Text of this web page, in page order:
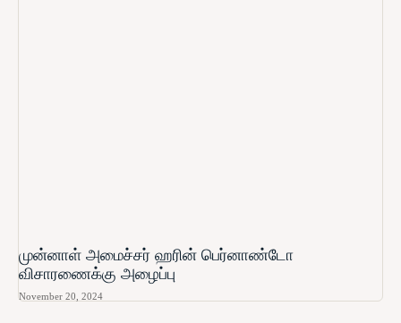
முன்னாள் அமைச்சர் ஹரின் பெர்னாண்டோ​
விசாரணைக்கு அழைப்பு
November 20, 2024